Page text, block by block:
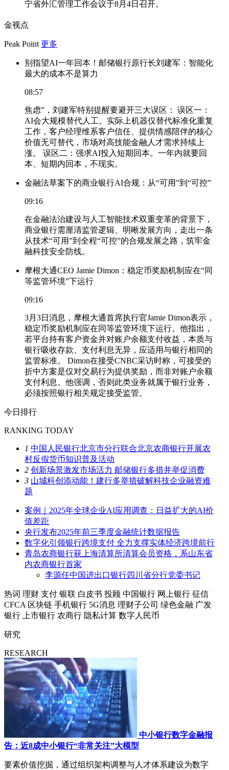
宁省外汇管理工作会议于8月4日召开。
金视点
Peak Point 更多
别指望AI一年回本！邮储银行原行长刘建军：智能化
最大的成本不是算力
08:57
焦虑”，刘建军特别提醒要避开三大误区： 误区一：
AI会大规模替代人工。实际上机器仅替代标准化重复
工作，客户经理维系客户信任、提供情感陪伴的核心
价值无可替代，市场对高技能金融人才需求持续上
涨。 误区二：强求AI投入短期回本。一年内就要回
本、短期内回本，不现实。
金融法草案下的商业银行AI合规：从“可用”到“可控”
09:16
在金融法治建设与人工智能技术双重变革的背景下，
商业银行需厘清监管逻辑、明晰发展方向，走出一条
从技术“可用”到全程“可控”的合规发展之路，筑牢金
融科技安全防线。
摩根大通CEO Jamie Dimon：稳定币奖励机制应在“同
等监管环境”下运行
09:16
3月3日消息，摩根大通首席执行官Jamie Dimon表示，
稳定币奖励机制应在同等监管环境下运行。他指出，
若平台持有客户资金并对账户余额支付收益，本质与
银行吸收存款、支付利息无异，应适用与银行相同的
监管标准。 Dimon在接受CNBC采访时称，可接受的
折中方案是仅对交易行为提供奖励，而非对账户余额
支付利息。他强调，否则此类业务就属于银行业务，
必须按照银行相关规定接受监管。
今日排行
RANKING TODAY
1 中国人民银行北京市分行联合北京农商银行开展农
村反假货币知识普及活动
2 创新场景激发市场活力 邮储银行多措并举促消费
3 山城科创添动能！建行多举措破解科技企业融资难
题
案例｜2025年全球企业AI应用调查：日益扩大的AI价
值差距
央行发布2025年前三季度金融统计数据报告
数字化引领银行跨境支付 全力支撑实体经济跨境前行
青岛农商银行获上海清算所清算会员资格，系山东省
内农商银行首家
李源任中国进出口银行四川省分行党委书记
热词 理财 支付 银联 白皮书 投顾 中国银行 网上银行 征信
CFCA 区块链 手机银行 5G消息 理财子公司 绿色金融 广发
银行
上市银行 农商行 隐私计算 数字人民币
研究
RESEARCH
中小银行数字金融报
告：近8成中小银行“非常关注”大模型
要素价值挖掘，通过组织架构调整与人才体系建设为数字